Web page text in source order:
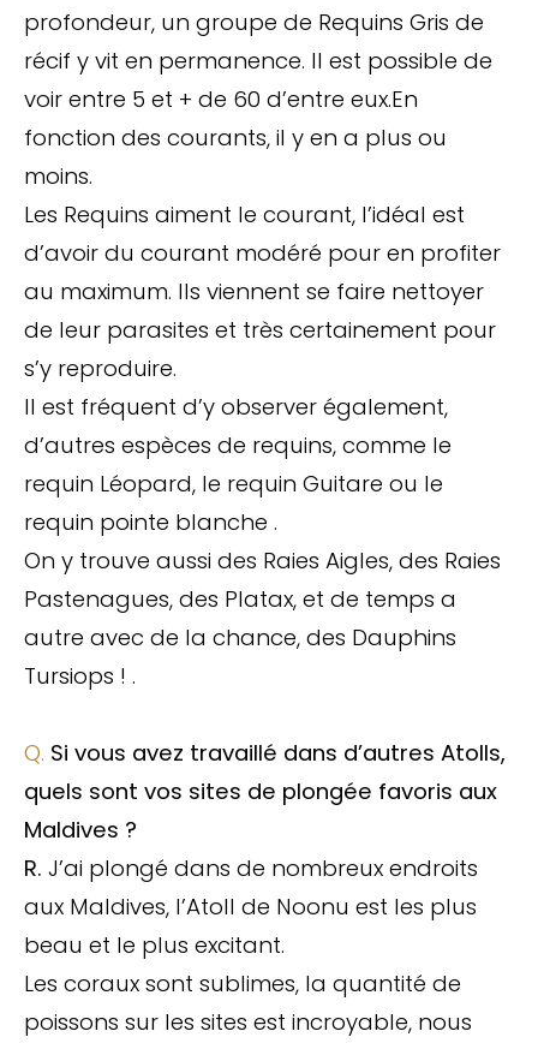
profondeur, un groupe de Requins Gris de
récif y vit en permanence. Il est possible de
voir entre 5 et + de 60 d’entre eux.En
fonction des courants, il y en a plus ou
moins.
Les Requins aiment le courant, l’idéal est
d’avoir du courant modéré pour en profiter
au maximum. Ils viennent se faire nettoyer
de leur parasites et très certainement pour
s’y reproduire.
Il est fréquent d’y observer également,
d’autres espèces de requins, comme le
requin Léopard, le requin Guitare ou le
requin pointe blanche .
On y trouve aussi des Raies Aigles, des Raies
Pastenagues, des Platax, et de temps a
autre avec de la chance, des Dauphins
Tursiops ! .
Q. Si vous avez travaillé dans d’autres Atolls,
quels sont vos sites de plongée favoris aux
Maldives ?
R. J’ai plongé dans de nombreux endroits
aux Maldives, l’Atoll de Noonu est les plus
beau et le plus excitant.
Les coraux sont sublimes, la quantité de
poissons sur les sites est incroyable, nous